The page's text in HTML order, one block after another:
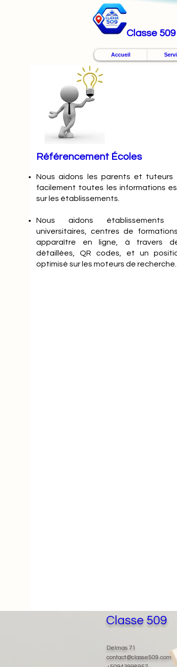
Classe 509
Accueil
Référencement Écoles
Nousaidons les parents et tuteurs
facilement toutes les informations
sur les établissements.
Nous aidons établissements
universitaires, centres de
apparaître en ligne, à travers
détaillées, QR codes, et un
optimisé sur les moteurs de recherche.
Classe 509
Delmas 71
contact@classe509.com